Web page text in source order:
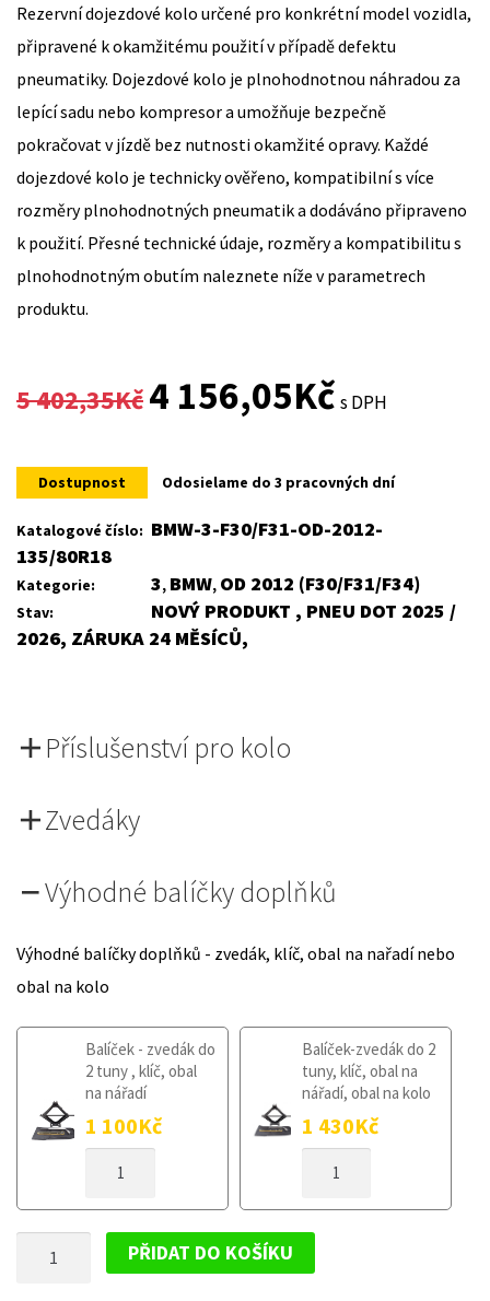
Rezervní dojezdové kolo určené pro konkrétní model vozidla,
připravené k okamžitému použití v případě defektu
pneumatiky. Dojezdové kolo je plnohodnotnou náhradou za
lepící sadu nebo kompresor a umožňuje bezpečně
pokračovat v jízdě bez nutnosti okamžité opravy. Každé
dojezdové kolo je technicky ověřeno, kompatibilní s více
rozměry plnohodnotných pneumatik a dodáváno připraveno
k použití. Přesné technické údaje, rozměry a kompatibilitu s
plnohodnotným obutím naleznete níže v parametrech
produktu.
5 402,35Kč
Original
was:
5
4 156,05KčCurrent
is:
4
s DPH
Dostupnost Odosielame do 3 pracovných dní
Katalogové číslo: BMW-3-F30/F31-OD-2012-
135/80R18
Kategorie: 3, BMW, OD 2012 (F30/F31/F34)
Stav:
NOVÝ PRODUKT , PNEU DOT 2025 /
2026, ZÁRUKA 24 MĚSÍCŮ,
Příslušenství pro kolo
Zvedáky
Výhodné balíčky doplňků
Výhodné balíčky doplňků - zvedák, klíč, obal na nařadí nebo
obal na kolo
Balíček - zvedák do
2 tuny , klíč, obal
na nářadí
1 100Kč
KOLO
F30/F31
OD
Balíček-zvedák do 2
tuny, klíč, obal na
nářadí, obal na kolo
1 430Kč
KOLO
OD
PŘIDAT DO KOŠÍKU